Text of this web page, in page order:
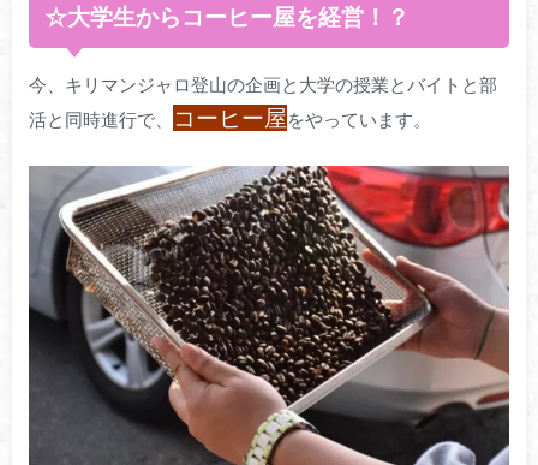
☆大学生からコーヒー屋を経営！？
今、キリマンジャロ登山の企画と大学の授業とバイトと部
活と同時進行で、
コーヒー屋をやっています。